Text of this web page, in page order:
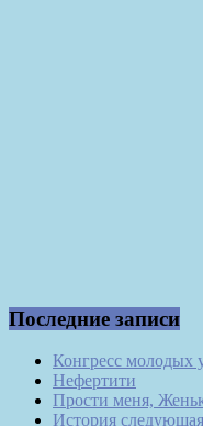
Последние записи
Конгресс молодых
Нефертити
Прости меня,
История